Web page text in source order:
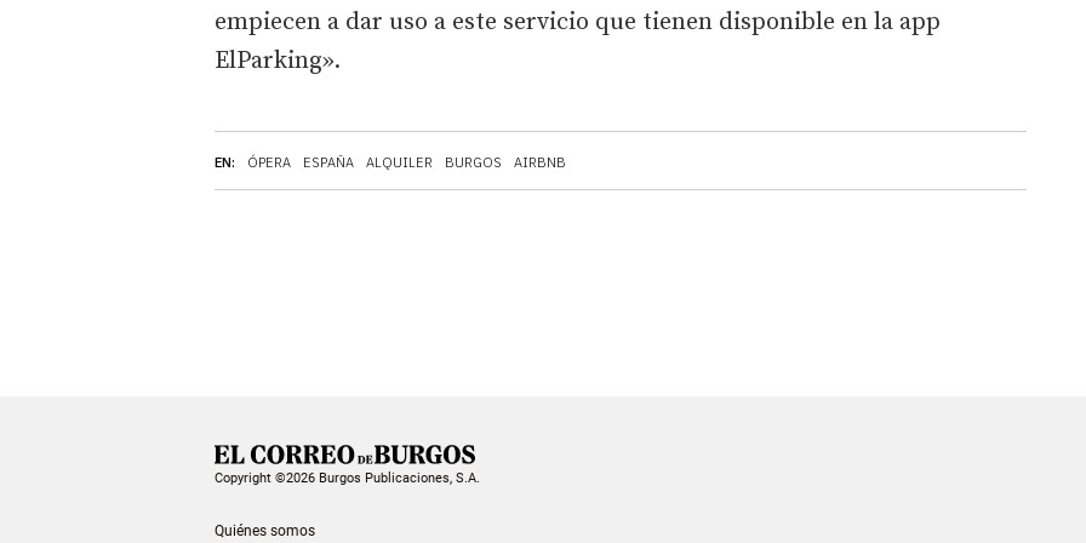
EN: ÓPERA ESPAÑA ALQUILER BURGOS AIRBNB
empiecen a dar uso a este servicio que tienen disponible en la app
ElParking».
Copyright ©2026 Burgos Publicaciones, S.A.
Quiénes somos